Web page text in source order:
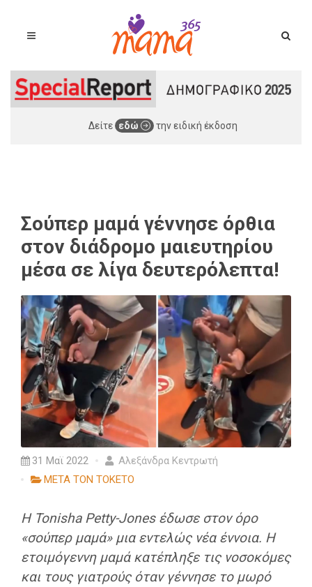
Δείτε εδώ την ειδική έκδοση
Σούπερ μαμά γέννησε όρθια
στον διάδρομο μαιευτηρίου
μέσα σε λίγα δευτερόλεπτα!
31 Μαϊ 2022
Αλεξάνδρα Κεντρωτή
ΜΕΤΑ ΤΟΝ ΤΟΚΕΤΟ
Η Tonisha Petty-Jones έδωσε στον όρο
«σούπερ μαμά» μια εντελώς νέα έννοια. Η
ετοιμόγεννη μαμά κατέπληξε τις νοσοκόμες
και τους γιατρούς όταν γέννησε το μωρό